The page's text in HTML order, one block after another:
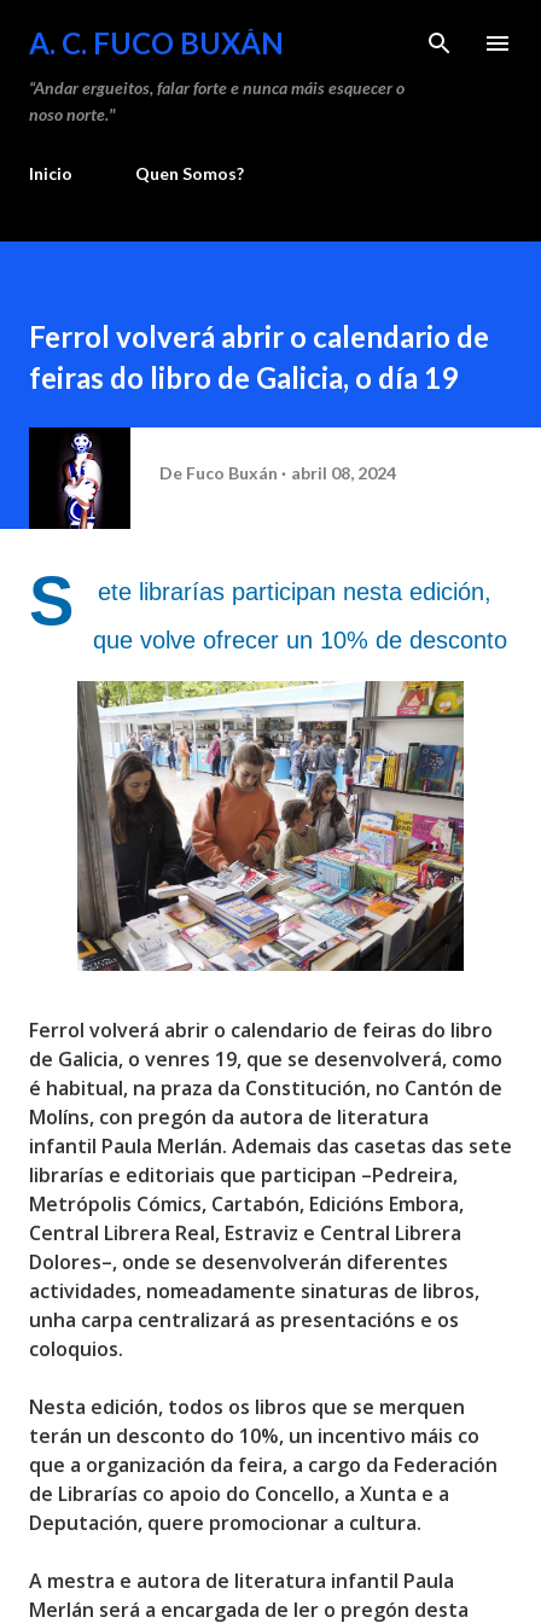
Saltar ao contido principal
A. C. FUCO BUXÁN
“Andar ergueitos, falar forte e nunca máis esquecer o
noso norte."
Inicio Quen Somos?
Ferrol volverá abrir o calendario de
feiras do libro de Galicia, o día 19
De Fuco Buxán abril 08, 2024
S
ete librarías participan nesta edición,
que volve ofrecer un 10% de desconto
Ferrol volverá abrir o calendario de feiras do libro
de Galicia, o venres 19, que se desenvolverá, como
é habitual, na praza da Constitución, no Cantón de
Molíns, con pregón da autora de literatura
infantil Paula Merlán. Ademais das casetas das sete
librarías e editoriais que participan –Pedreira,
Metrópolis Cómics, Cartabón, Edicións Embora,
Central Librera Real, Estraviz e Central Librera
Dolores–, onde se desenvolverán diferentes
actividades, nomeadamente sinaturas de libros,
unha carpa centralizará as presentacións e os
coloquios.
Nesta edición, todos os libros que se merquen
terán un desconto do 10%, un incentivo máis co
que a organización da feira, a cargo da Federación
de Librarías co apoio do Concello, a Xunta e a
Deputación, quere promocionar a cultura.
A mestra e autora de literatura infantil Paula
Merlán será a encargada de ler o pregón desta